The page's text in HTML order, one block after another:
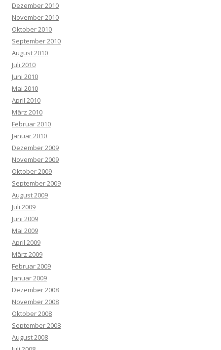
Dezember 2010
November 2010
Oktober 2010
September 2010
August 2010
Juli 2010
Juni 2010
Mai 2010
April 2010
März 2010
Februar 2010
Januar 2010
Dezember 2009
November 2009
Oktober 2009
September 2009
August 2009
Juli 2009
Juni 2009
Mai 2009
April 2009
März 2009
Februar 2009
Januar 2009
Dezember 2008
November 2008
Oktober 2008
September 2008
August 2008